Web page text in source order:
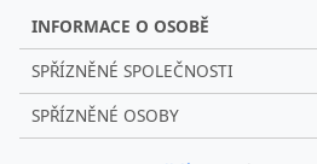
INFORMACE O OSOBĚ
SPŘÍZNĚNÉ SPOLEČNOSTI
SPŘÍZNĚNÉ OSOBY